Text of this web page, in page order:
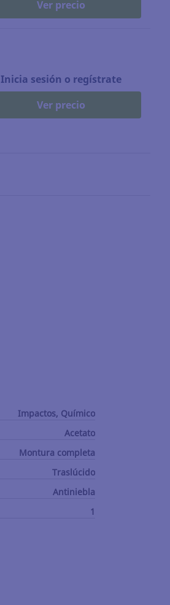
Ver precio
Inicia sesión o regístrate
Ver precio
Impactos, Químico
Acetato
Montura completa
Traslúcido
Antiniebla
1